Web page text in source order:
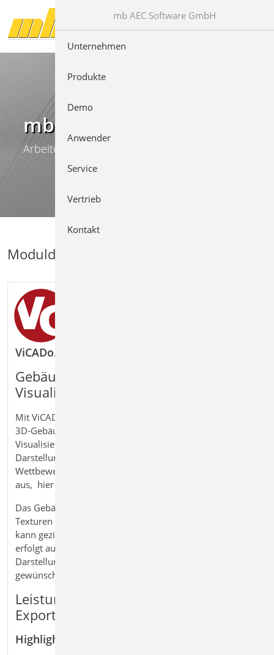
Direkt zur Hauptnavigation springen
Direkt zum Inhalt springen
mb WorkSuite
Arbeiten mit Komfort
Moduldetails
ViCADo.dae/fbx Export von DAE-/FBX-Dateien
Gebäudemodelle für externe
Visualisierung weiterverarbeiten
Mit ViCADo.dae/fbx exportieren Sie Ihr
3D‑Gebäudemodell in professionelle
Visualisierungssoftware und erstellen fotorealistische
Darstellungen. Für hochwertige Präsentationen und
Wettbewerbe reichen Standarddarstellungen oft nicht
aus, hier bietet das Modul die passende Schnittstelle.
Das Gebäudemodell wird inklusive Materialien und
Texturen in die Formate DAE oder FBX überführt und
kann gezielt weiterbearbeitet werden. Die Übergabe
erfolgt auf Basis der aktuellen Sichtbarkeits- und
Darstellungsoptionen aus ViCADo, sodass genau die
gewünschten Inhalte exportiert werden.
Leistungsmerkmale ViCADo.dae/fbx
Export von DAE-/FBX-Dateien
Highlights
mb AEC Software GmbH
Unternehmen
Produkte
Demo
Anwender
Service
Vertrieb
Kontakt